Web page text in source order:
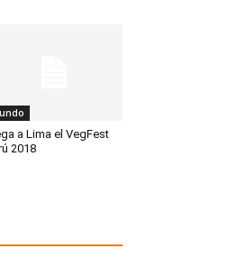
a Lima el VegFest
2018